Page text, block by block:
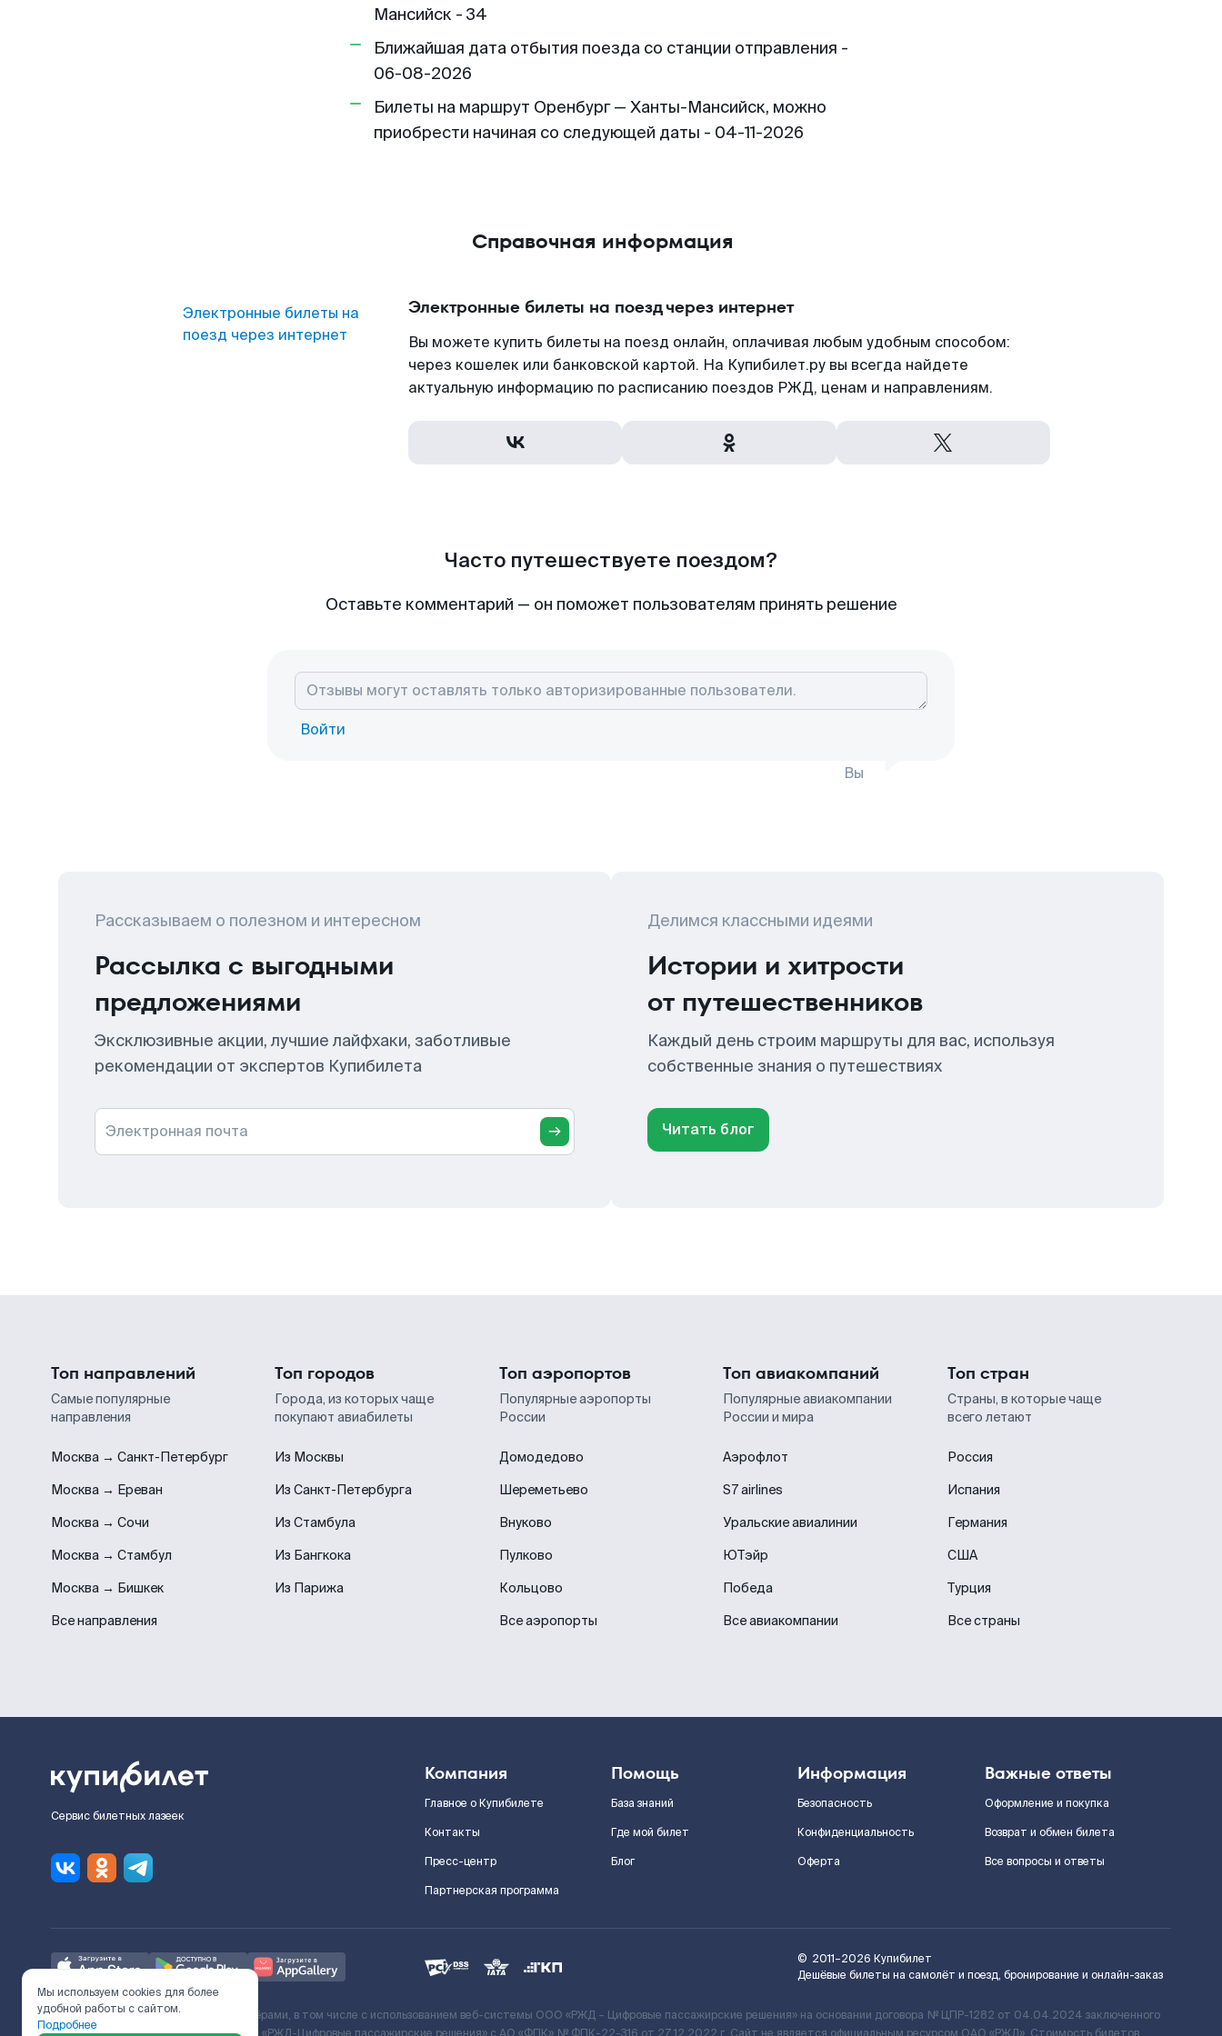
Мансийск - 34
Ближайшая дата отбытия поезда со станции отправления -
06-08-2026
Билеты на маршрут Оренбург — Ханты-Мансийск, можно
приобрести начиная со следующей даты - 04-11-2026
Справочная информация
Электронные билеты на
поезд через интернет
Электронные билеты на поезд через интернет
Вы можете купить билеты на поезд онлайн, оплачивая любым удобным способом:
через кошелек или банковской картой. На Купибилет.ру вы всегда найдете
актуальную информацию по расписанию поездов РЖД, ценам и направлениям.
Часто путешествуете поездом?
Оставьте комментарий — он поможет пользователям принять решение
Войти
Вы
Рассказываем о полезном и интересном
Рассылка с выгодными
предложениями
Эксклюзивные акции, лучшие лайфхаки, заботливые
рекомендации от экспертов Купибилета
Электронная почта
Делимся классными идеями
Истории и хитрости
от путешественников
Каждый день строим маршруты для вас, используя
собственные знания о путешествиях
Читать блог
Топ направлений
Самые популярные
направления
Москва → Санкт-Петербург
Москва → Ереван
Москва → Сочи
Москва → Стамбул
Москва → Бишкек
Все направления
Топ городов
Города, из которых чаще
покупают авиабилеты
Из Москвы
Из Санкт-Петербурга
Из Стамбула
Из Бангкока
Из Парижа
Топ аэропортов
Популярные аэропорты
России
Домодедово
Шереметьево
Внуково
Пулково
Кольцово
Все аэропорты
Топ авиакомпаний
Популярные авиакомпании
России и мира
Аэрофлот
S7 airlines
Уральские авиалинии
ЮТэйр
Победа
Все авиакомпании
Топ стран
Страны, в которые чаще
всего летают
Россия
Испания
Германия
США
Турция
Все страны
Сервис билетных лазеек
Компания
Главное о Купибилете
Контакты
Пресс-центр
Партнерская программа
Помощь
База знаний
Где мой билет
Блог
Информация
Безопасность
Конфиденциальность
Оферта
Важные ответы
Оформление и покупка
Возврат и обмен билета
Все вопросы и ответы
© 2011–2026 Купибилет
Дешёвые билеты на самолёт и поезд, бронирование и онлайн-заказ
Ж/Д билеты предоставляются партнёрами, в том числе с использованием веб-системы ООО «РЖД – Цифровые пассажирские решения» на основании договора № ЦПР-1282 от 04.04.2024 заключенного
Мы используем cookies для более
удобной работы с сайтом.
Подробнее